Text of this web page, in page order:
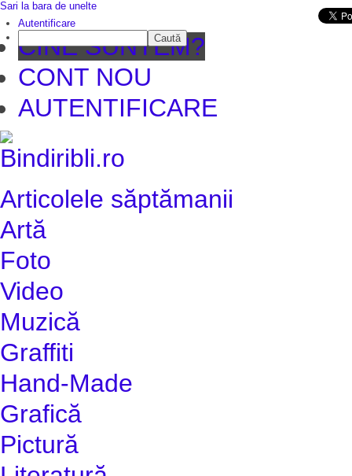
CINE SUNTEM?
CONT NOU
AUTENTIFICARE
Articolele săptămanii
Artă
Foto
Video
Muzică
Graffiti
Hand-Made
Grafică
Pictură
Sari la bara de unelte
Autentificare
Caută